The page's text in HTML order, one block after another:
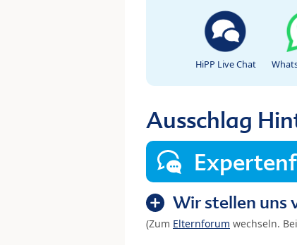
HiPP Live Chat
Ausschlag
Wir stellen uns
(Zum Elternforum wechseln.